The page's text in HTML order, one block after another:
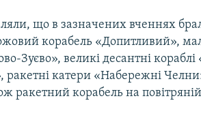
що в зазначених вченнях
корабель «Допитливий»,
Зуєво», великі десантні кораблі
ракетні катери «Набережні
ракетний корабель на